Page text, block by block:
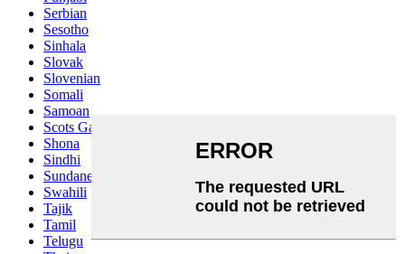
Serbian
Sesotho
Sinhala
Slovak
Slovenian
Somali
Samoan
Scots Gaelic
Shona
Sindhi
Sundanese
Swahili
Tajik
Tamil
Telugu